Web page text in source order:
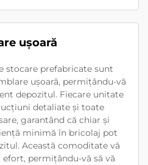
ușoară
stocare prefabricate sunt
ușoară, permițându-vă
depozitul. Fiecare unitate
detaliate și toate
garantând că chiar și
minimă în bricolaj pot
Această comoditate vă
permițându-vă să vă